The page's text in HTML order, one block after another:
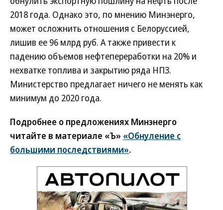
2018 года. Однако это, по мнению Минэнерго,
может осложнить отношения с Белоруссией,
лишив ее 96 млрд руб. А также привести к
падению объемов нефтепереработки на 20% и
нехватке топлива и закрытию ряда НПЗ.
Министерство предлагает ничего не менять как
минимум до 2020 года.
Подробнее о предложениях Минэнерго
читайте в материале «Ъ» «Обнуление с
большими последствиями».